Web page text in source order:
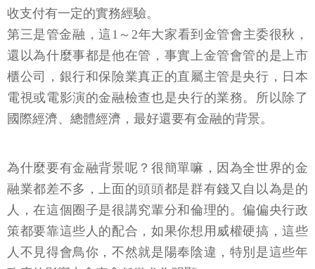
收支付有一定的實務經驗。
第三是管金融，這1～2年大家看到金管會主委很秋，
還以為什麼事都是他在管，事實上金管會管的是上市
櫃公司，銀行和保險業真正的直屬主管是央行，日本
電視或電影演的金融檢查也是央行的業務。所以除了
國際經濟、總體經濟，最好還要有金融的背景。
為什麼要有金融背景呢？很簡單嘛，因為全世界的金
融業都差不多，上面的頭頭都是群有錢又自以為是的
人，在這個圈子是很講究輩分和倫理的。偏偏央行政
策都要靠這些人的配合，如果你想用威權硬搞，這些
人不見得會鳥你，不然就是陽奉陰違，特別是這些年